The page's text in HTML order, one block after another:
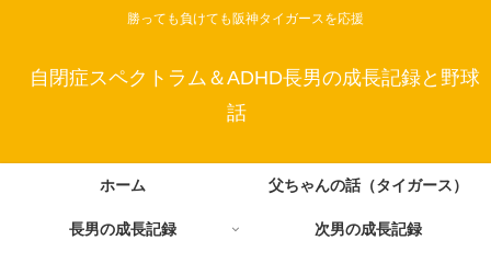
勝っても負けても阪神タイガースを応援
自閉症スペクトラム＆ADHD長男の成長記録と野球
話
ホーム 父ちゃんの話（タイガース）
長男の成長記録 次男の成長記録